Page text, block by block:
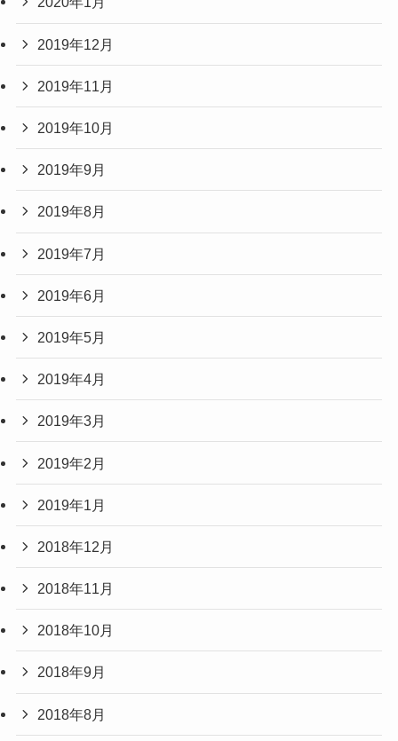
2019年12月
2019年11月
2019年10月
2019年9月
2019年8月
2019年7月
2019年6月
2019年5月
2019年4月
2019年3月
2019年2月
2019年1月
2018年12月
2018年11月
2018年10月
2018年9月
2018年8月